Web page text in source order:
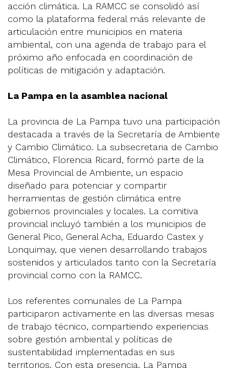
acción climática. La RAMCC se consolidó así
como la plataforma federal más relevante de
articulación entre municipios en materia
ambiental, con una agenda de trabajo para el
próximo año enfocada en coordinación de
políticas de mitigación y adaptación.
La Pampa en la asamblea nacional
La provincia de La Pampa tuvo una participación
destacada a través de la Secretaría de Ambiente
y Cambio Climático. La subsecretaria de Cambio
Climático, Florencia Ricard, formó parte de la
Mesa Provincial de Ambiente, un espacio
diseñado para potenciar y compartir
herramientas de gestión climática entre
gobiernos provinciales y locales. La comitiva
provincial incluyó también a los municipios de
General Pico, General Acha, Eduardo Castex y
Lonquimay, que vienen desarrollando trabajos
sostenidos y articulados tanto con la Secretaría
provincial como con la RAMCC.
Los referentes comunales de La Pampa
participaron activamente en las diversas mesas
de trabajo técnico, compartiendo experiencias
sobre gestión ambiental y políticas de
sustentabilidad implementadas en sus
territorios. Con esta presencia, La Pampa